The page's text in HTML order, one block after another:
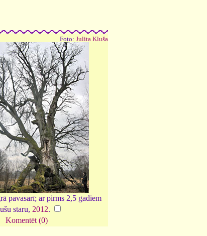
Foto: Julita Kluša
pavasarī; ar pirms 2,5 gadiem
staru, 2012.
Komentēt (0)